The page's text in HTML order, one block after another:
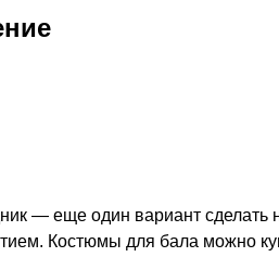
— еще один вариант сделать
Костюмы для бала можно